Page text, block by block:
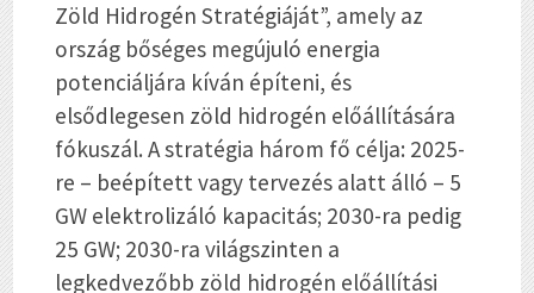
Zöld Hidrogén Stratégiáját”, amely az
ország bőséges megújuló energia
potenciáljára kíván építeni, és
elsődlegesen zöld hidrogén előállítására
fókuszál. A stratégia három fő célja: 2025-
re – beépített vagy tervezés alatt álló – 5
GW elektrolizáló kapacitás; 2030-ra pedig
25 GW; 2030-ra világszinten a
legkedvezőbb zöld hidrogén előállítási